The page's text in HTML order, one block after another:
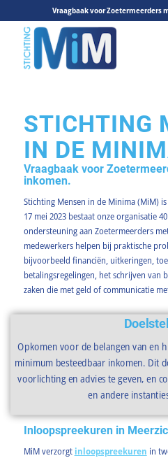
Vraagbaak voor Zoetermeerders
STICHTING
IN DE
Vraagbaak voor
inkomen.
Stichting Mensen in de Minima (MiM)
17 mei 2023 bestaat onze organisatie
ondersteuning aan Zoetermeerders
medewerkers helpen bij praktische
bijvoorbeeld financiën, uitkeringen,
betalingsregelingen, het schrijven van
zaken die met geld of communicatie
Opkomen voor de belangen van en
minimum besteedbaar inkomen. Dit
voorlichting en advies te geven, en
en andere
Inloopspreekuren in
MiM verzorgt inloopspreekuren in